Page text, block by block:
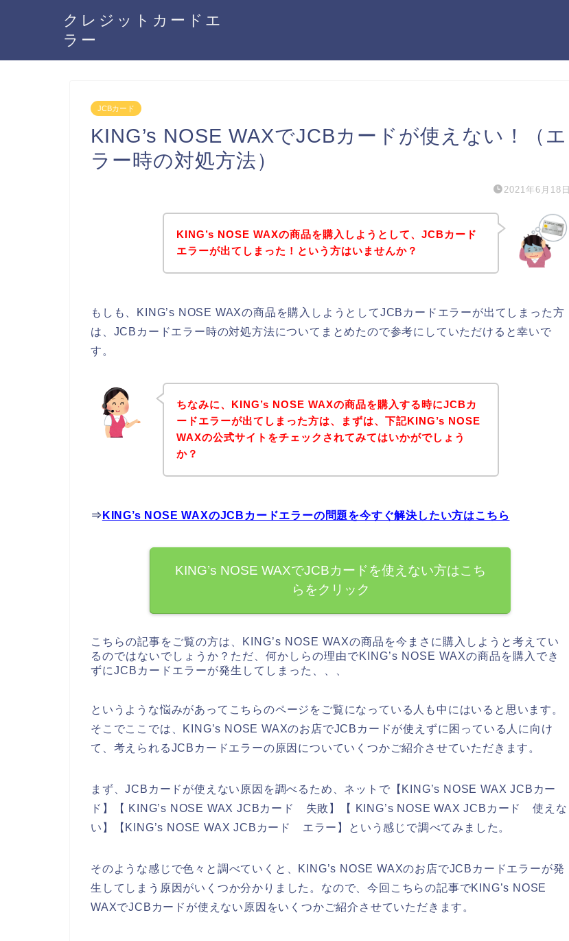
クレジットカードエ
ラー
JCBカード
KING’s NOSE WAXでJCBカードが使えない！（エ
ラー時の対処方法）
2021年6月18日
KING’s NOSE WAXの商品を購入しようとして、JCBカード
エラーが出てしまった！という方はいませんか？
もしも、KING’s NOSE WAXの商品を購入しようとしてJCBカードエラーが出てしまった方
は、JCBカードエラー時の対処方法についてまとめたので参考にしていただけると幸いで
す。
ちなみに、KING’s NOSE WAXの商品を購入する時にJCBカ
ードエラーが出てしまった方は、まずは、下記KING’s NOSE
WAXの公式サイトをチェックされてみてはいかがでしょう
か？
⇒ KING’s NOSE WAXのJCBカードエラーの問題を今すぐ解決したい方はこちら
KING’s NOSE WAXでJCBカードを使えない方はこち
らをクリック
こちらの記事をご覧の方は、KING’s NOSE WAXの商品を今まさに購入しようと考えてい
るのではないでしょうか？ただ、何かしらの理由でKING’s NOSE WAXの商品を購入でき
ずにJCBカードエラーが発生してしまった、、、
というような悩みがあってこちらのページをご覧になっている人も中にはいると思います。
そこでここでは、KING’s NOSE WAXのお店でJCBカードが使えずに困っている人に向け
て、考えられるJCBカードエラーの原因についていくつかご紹介させていただきます。
まず、JCBカードが使えない原因を調べるため、ネットで【KING’s NOSE WAX JCBカー
ド】【 KING’s NOSE WAX JCBカード 失敗】【 KING’s NOSE WAX JCBカード 使えな
い】【KING’s NOSE WAX JCBカード エラー】という感じで調べてみました。
そのような感じで色々と調べていくと、KING’s NOSE WAXのお店でJCBカードエラーが発
生してしまう原因がいくつか分かりました。なので、今回こちらの記事でKING’s NOSE
WAXでJCBカードが使えない原因をいくつかご紹介させていただきます。